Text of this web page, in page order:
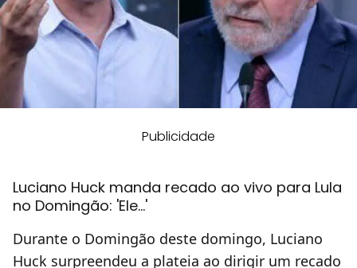
Publicidade
Luciano Huck manda recado ao vivo para Lula
no Domingão: 'Ele...'
Durante o Domingão deste domingo, Luciano
Huck surpreendeu a plateia ao dirigir um recado